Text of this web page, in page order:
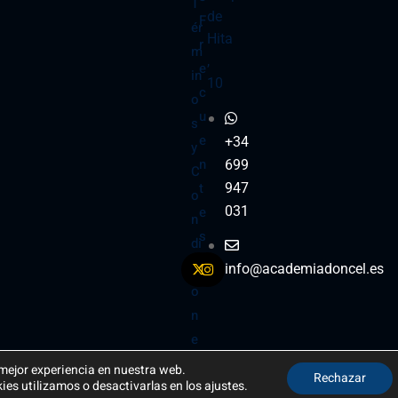
ér
m
in
o
s
y
C
o
n
di
ci
o
n
e
F
r
e
c
u
e
n
t
e
s
de
Hita
,
10
+34
699
947
031
info@academiadoncel.es
experiencia en nuestra web.
utilizamos o desactivarlas en los ajustes.
Rechazar